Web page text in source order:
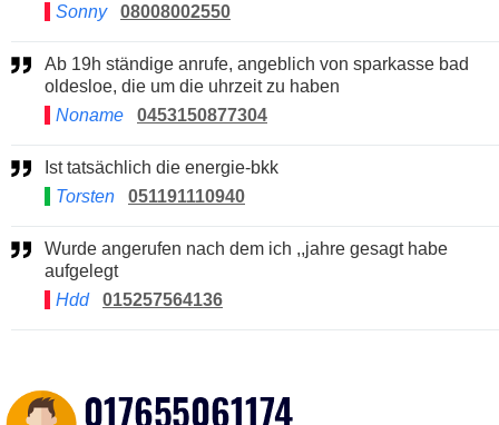
Sonny
08008002550
Ab 19h ständige anrufe, angeblich von sparkasse bad
oldesloe, die um die uhrzeit zu haben
Noname
0453150877304
Ist tatsächlich die energie-bkk
Torsten
051191110940
Wurde angerufen nach dem ich ,,jahre gesagt habe
aufgelegt
Hdd
015257564136